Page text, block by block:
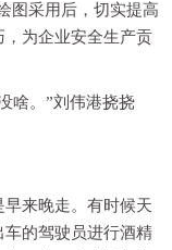
图采用后，切实提高
为企业安全生产贡
啥。”刘伟港挠挠
来晚走。有时候天
的驾驶员进行酒精